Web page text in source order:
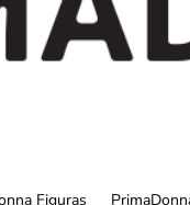
Figuras